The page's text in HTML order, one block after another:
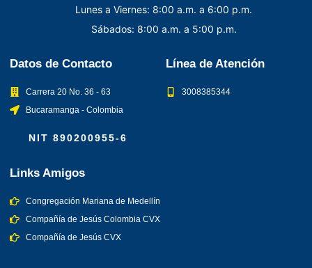
Lunes a Viernes: 8:00 a.m. a 6:00 p.m.
Sábados: 8:00 a.m. a 5:00 p.m.
Datos de Contacto
Carrera 20 No. 36 - 63
Bucaramanga - Colombia
NIT 890200955-6
Línea de Atención
3008385344
Links Amigos
Congregación Mariana de Medellín
Compañía de Jesús Colombia CVX
Compañía de Jesús CVX